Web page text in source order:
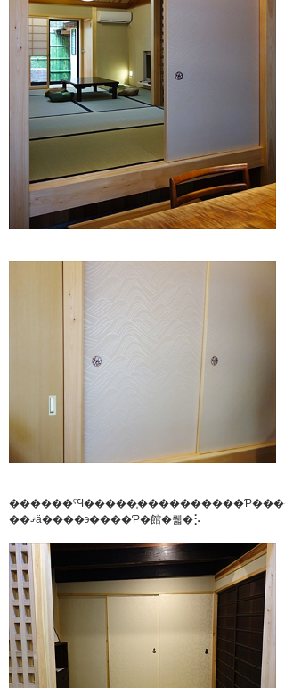
��ޤä����϶����Ƥ�館�뤫�⡣